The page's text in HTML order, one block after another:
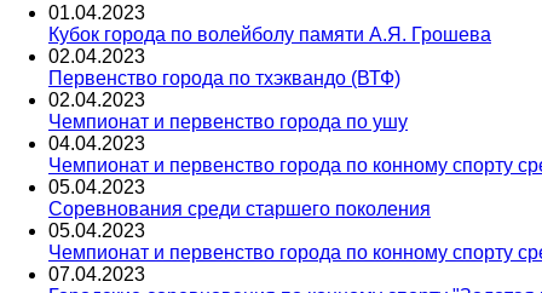
01.04.2023
Кубок города по волейболу памяти А.Я. Грошева
02.04.2023
Первенство города по тхэквандо (ВТФ)
02.04.2023
Чемпионат и первенство города по ушу
04.04.2023
Чемпионат и первенство города по конному спорту
05.04.2023
Соревнования среди старшего поколения
05.04.2023
Чемпионат и первенство города по конному спорту
07.04.2023